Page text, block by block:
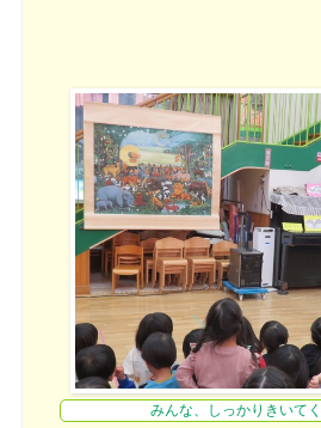
みんな、しっかりきいて